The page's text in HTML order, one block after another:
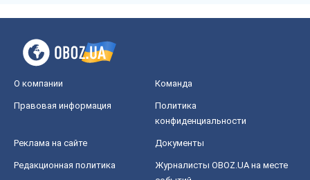
О компании Команда
Правовая информация
Политика
конфиденциальности
Реклама на сайте Документы
Редакционная политика
Журналисты OBOZ.UA на месте